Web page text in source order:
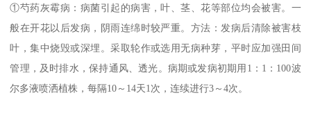
①芍药灰霉病：病菌引起的病害，叶、茎、花等部位均会被害。一
般在开花以后发病，阴雨连绵时较严重。方法：发病后清除被害枝
叶，集中烧毁或深埋。采取轮作或选用无病种芽，平时应加强田间
管理，及时排水，保持通风、透光。病期或发病初期用1：1：100波
尔多液喷洒植株，每隔10～14天1次，连续进行3～4次。